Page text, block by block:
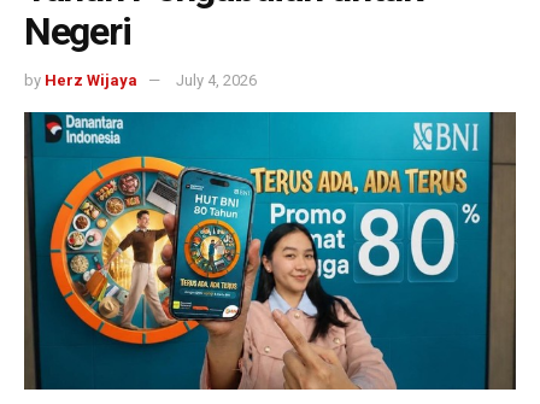
Negeri
by Herz Wijaya July 4, 2026